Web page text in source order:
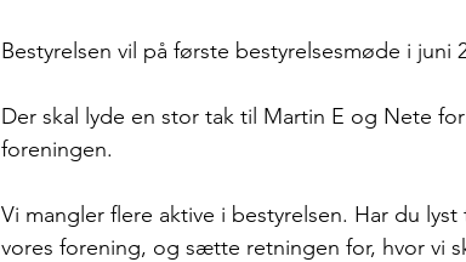
Bestyrelsen vil på første bestyrelsesmøde i juni
Der skal lyde en stor tak til Martin E og Nete
foreningen.
Vi mangler flere aktive i bestyrelsen. Har du
vores forening, og sætte retningen for, hvor vi